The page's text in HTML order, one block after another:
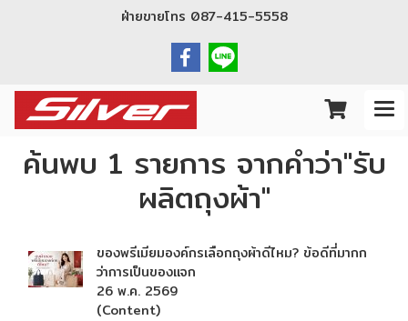
ฝ่ายขายโทร 087-415-5558
ค้นพบ 1 รายการ จากคำว่า"รับ
ผลิตถุงผ้า"
ของพรีเมียมองค์กรเลือกถุงผ้าดีไหม? ข้อดีที่มากก
ว่าการเป็นของแจก
26 พ.ค. 2569
(Content)